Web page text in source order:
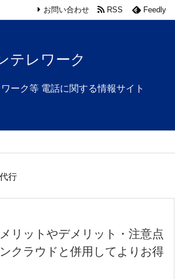
テレワーク
ーク等 電話に関する情報サイト
お問い合わせ RSS Feedly
行
リットやデメリット・注意点
クラウドと併用してよりお得